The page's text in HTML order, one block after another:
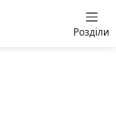
Розділи